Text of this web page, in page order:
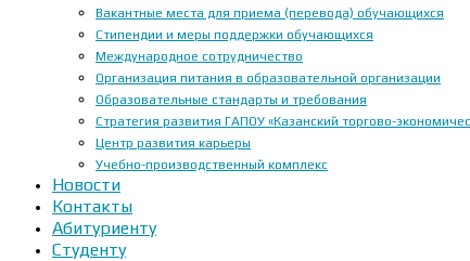
Вакантные места для приема (перевода) обучающихся
Стипендии и меры поддержки обучающихся
Международное сотрудничество
Организация питания в образовательной организации
Образовательные стандарты и требования
Стратегия развития ГАПОУ «Казанский торгово-
Центр развития карьеры
Учебно-производственный комплекс
Новости
Контакты
Абитуриенту
Студенту